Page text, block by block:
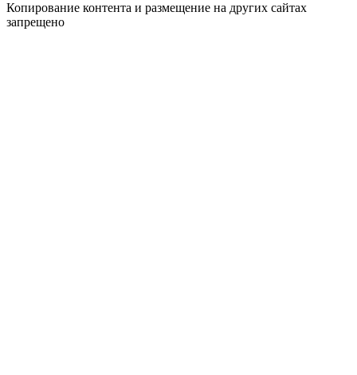
Копирование контента и размещение на других сайтах
запрещено